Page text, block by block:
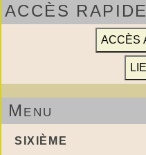
ACCÈS RAPIDE
Menu
SIXIÈME